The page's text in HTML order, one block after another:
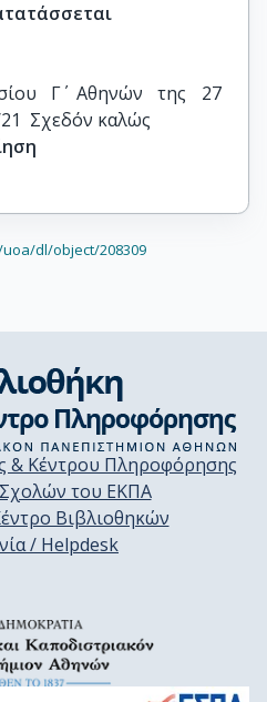
Γ΄ Αθηνών της 27
Σχεδόν καλώς
dl/object/208309
& Κέντρου Πληροφόρησης
Σχολών του ΕΚΠΑ
Βιβλιοθηκών
/ Helpdesk